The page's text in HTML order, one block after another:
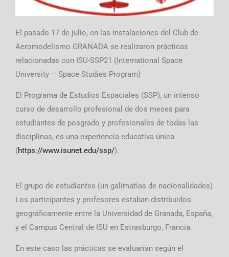
El pasado 17 de julio, en las instalaciones del Club de
Aeromodelismo GRANADA se realizaron prácticas
relacionadas con ISU-SSP21 (International Space
University – Space Studies Program)
El Programa de Estudios Espaciales (SSP), un intenso
curso de desarrollo profesional de dos meses para
estudiantes de posgrado y profesionales de todas las
disciplinas, es una experiencia educativa única
(https://www.isunet.edu/ssp/).
El grupo de estudiantes (un galimatías de nacionalidades)
Los participantes y profesores estaban distribuidos
geográficamente entre la Universidad de Granada, España,
y el Campus Central de ISU en Estrasburgo, Francia.
En este caso las prácticas se evaluarían según el